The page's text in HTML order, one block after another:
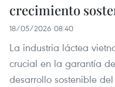
crecimiento
18/05/2026 08:40
La industria láctea
crucial en la garantía
desarrollo sostenible